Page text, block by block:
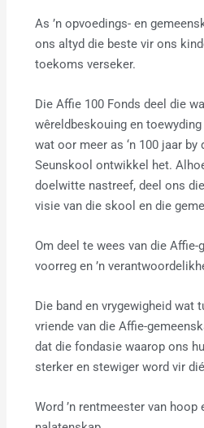
As ’n opvoedings- en
ons altyd die beste vir ons
toekoms verseker.
Die Affie 100 Fonds deel die
wêreldbeskouing en
wat oor meer as ‘n 100 jaar
Seunskool ontwikkel het.
doelwitte nastreef, deel ons
visie van die skool en die
Om deel te wees van die Affie-
voorreg en ’n
Die band en vrygewigheid wat
vriende van die Affie-
dat die fondasie waarop ons
sterker en stewiger word vir
Word ’n rentmeester van hoop